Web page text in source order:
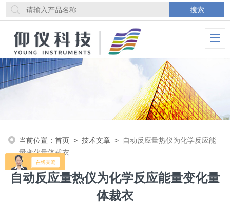
当前位置：首页 >技术文章 > 自动反应量热仪为化学反应能
量变化量体裁衣
自动反应量热仪为化学反应能量变化量
体裁衣